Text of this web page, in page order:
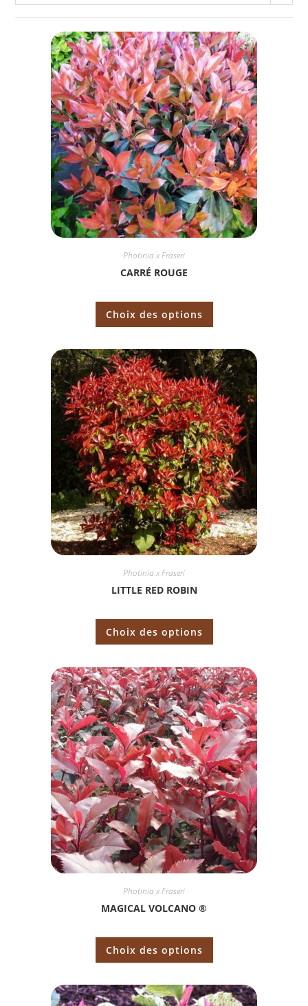
Photinia x Fraseri
CARRÉ ROUGE
Choix des options
Photinia x Fraseri
LITTLE RED ROBIN
Choix des options
Photinia x Fraseri
MAGICAL VOLCANO ®
Choix des options